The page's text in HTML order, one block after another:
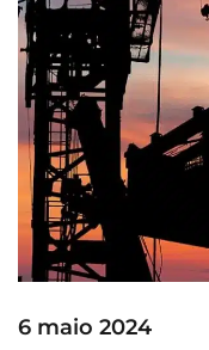
6 maio 2024